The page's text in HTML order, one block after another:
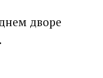
дворе